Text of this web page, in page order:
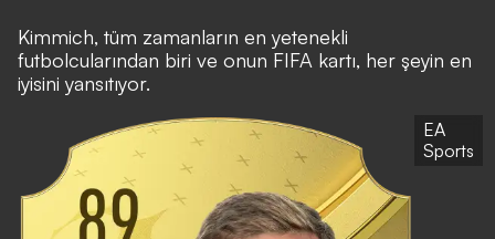
Kimmich, tüm zamanların en yetenekli
futbolcularından biri ve onun FIFA kartı, her şeyin en
iyisini yansıtıyor.
EA
Sports